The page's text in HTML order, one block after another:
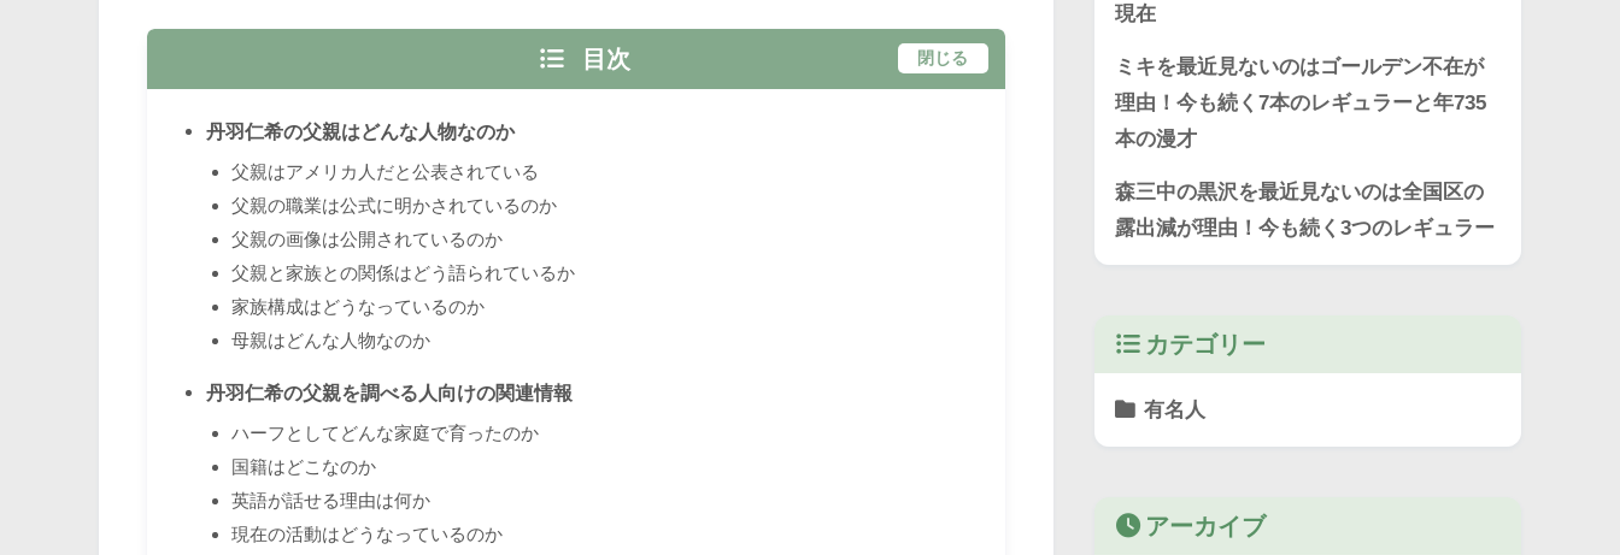
目次 閉じる
丹羽仁希の父親はどんな人物なのか
父親はアメリカ人だと公表されている
父親の職業は公式に明かされているのか
父親の画像は公開されているのか
父親と家族との関係はどう語られているか
家族構成はどうなっているのか
母親はどんな人物なのか
丹羽仁希の父親を調べる人向けの関連情報
ハーフとしてどんな家庭で育ったのか
国籍はどこなのか
英語が話せる理由は何か
現在の活動はどうなっているのか
現在
ミキを最近見ないのはゴールデン不在が
理由！今も続く7本のレギュラーと年735
本の漫才
森三中の黒沢を最近見ないのは全国区の
露出減が理由！今も続く3つのレギュラー
カテゴリー
有名人
アーカイブ